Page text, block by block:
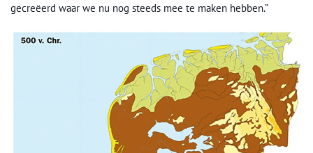
gecreëerd waar we nu nog steeds mee te maken hebben.”